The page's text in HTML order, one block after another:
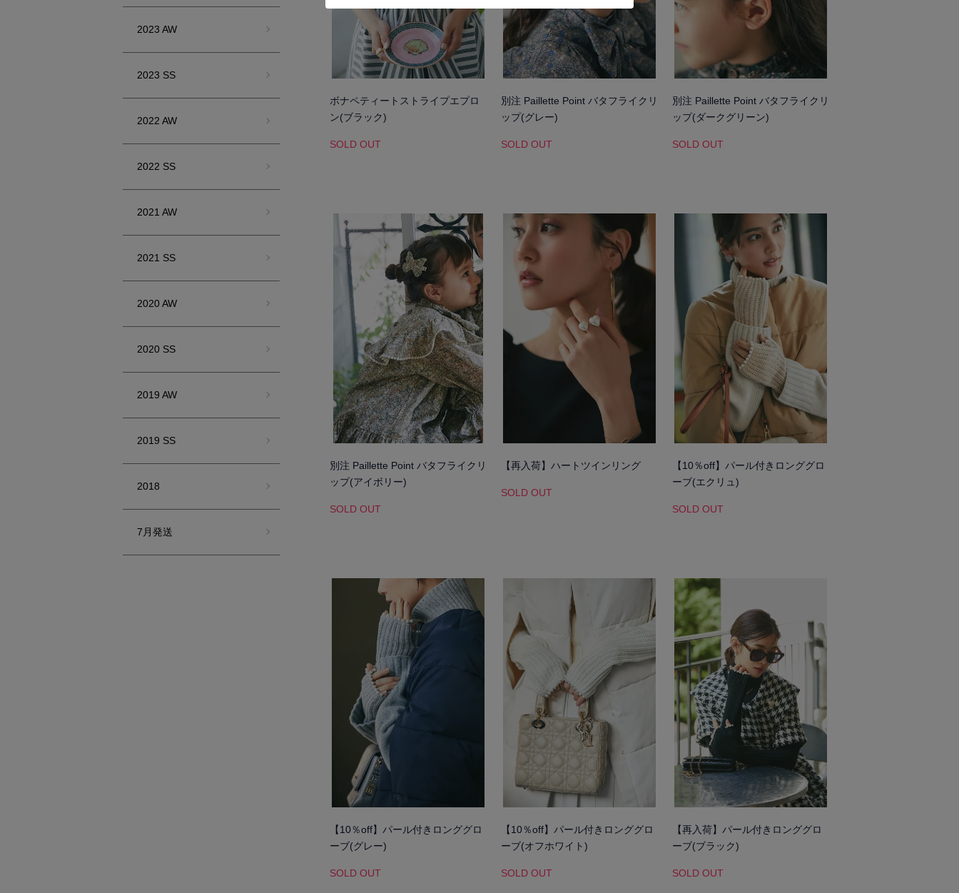
ボナペティートストライプエプロ
ン(ブラック)
SOLD OUT
別注 Paillette Point バタフライクリ
ップ(グレー)
SOLD OUT
別注 Paillette Point バタフライクリ
ップ(ダークグリーン)
SOLD OUT
別注 Paillette Point バタフライクリ
ップ(アイボリー)
SOLD OUT
【再入荷】ハートツインリング
SOLD OUT
【10％off】パール付きロンググロ
ーブ(エクリュ)
SOLD OUT
【10％off】パール付きロンググロ
ーブ(グレー)
SOLD OUT
【10％off】パール付きロンググロ
ーブ(オフホワイト)
SOLD OUT
【再入荷】パール付きロンググロ
ーブ(ブラック)
SOLD OUT
2023 AW
2023 SS
2022 AW
2022 SS
2021 AW
2021 SS
2020 AW
2020 SS
2019 AW
2019 SS
2018
7月発送